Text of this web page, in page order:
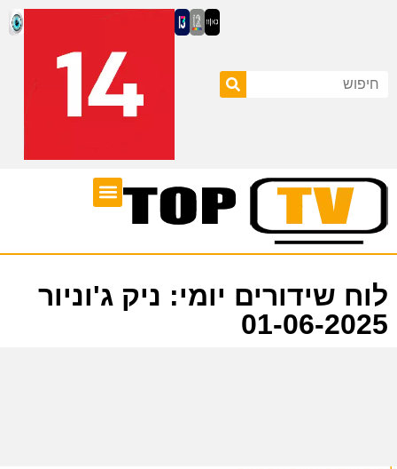
לוח שידורים יומי: ניק ג'וניור
01-06-2025